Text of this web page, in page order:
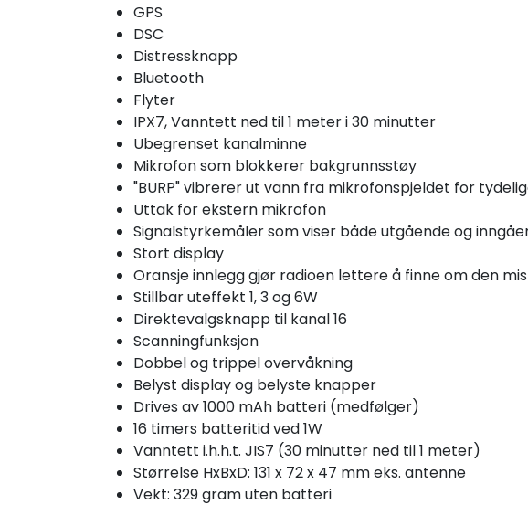
GPS
DSC
Distressknapp
Bluetooth
Flyter
IPX7, Vanntett ned til 1 meter i 30 minutter
Ubegrenset kanalminne
Mikrofon som blokkerer bakgrunnsstøy
"BURP" vibrerer ut vann fra mikrofonspjeldet for
Uttak for ekstern mikrofon
Signalstyrkemåler som viser både utgående og
Stort display
Oransje innlegg gjør radioen lettere å finne om den
Stillbar uteffekt 1, 3 og 6W
Direktevalgsknapp til kanal 16
Scanningfunksjon
Dobbel og trippel overvåkning
Belyst display og belyste knapper
Drives av 1000 mAh batteri (medfølger)
16 timers batteritid ved 1W
Vanntett i.h.h.t. JIS7 (30 minutter ned til 1 meter)
Størrelse HxBxD: 131 x 72 x 47 mm eks. antenne
Vekt: 329 gram uten batteri